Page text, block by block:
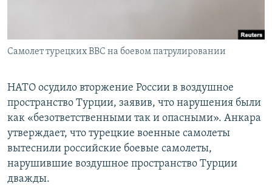
ELIFBE
Все сайты RFE/RL
Самолет турецких ВВС на боевом патрулировании
НАТО осудило вторжение России в воздушное
пространство Турции, заявив, что нарушения были
как «безответственными так и опасными». Анкара
утверждает, что турецкие военные самолеты
вытеснили российские боевые самолеты,
нарушившие воздушное пространство Турции
дважды.